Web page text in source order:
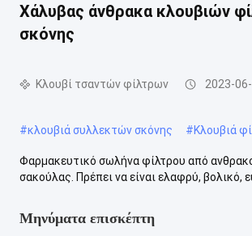
Χάλυβας άνθρακα κλουβιών
σκόνης
Κλουβί τσαντών φίλτρων 2023-
#κλουβιά συλλεκτών σκόνης #Κλουβιά
Φαρμακευτικό σωλήνα φίλτρου από
σακούλας. Πρέπει να είναι ελαφρύ, βολικό,
Μηνύματα επισκέπτη